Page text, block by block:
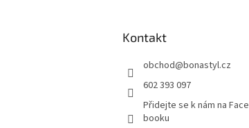
Kontakt
obchod@bonastyl.cz
602 393 097
Přidejte se k nám na Face
booku